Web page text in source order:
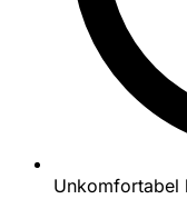
Unkomfortabel